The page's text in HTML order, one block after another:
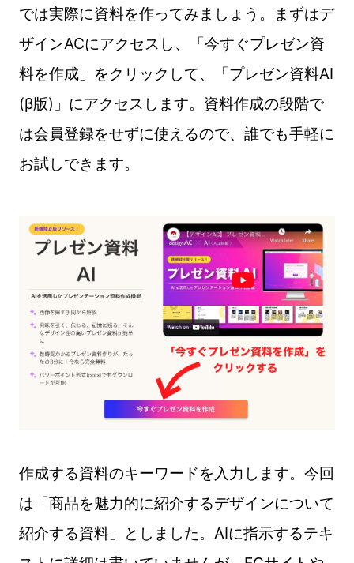
では実際に資料を作ってみましょう。まずはデ
ザインACにアクセスし、「今すぐプレゼン資
料を作成」をクリックして、「プレゼン資料AI
(β版)」にアクセスします。資料作成の段階で
は会員登録をせずに使えるので、誰でも手軽に
お試しできます。
作成する資料のキーワードを入力します。今回
は「商品を魅力的に紹介するデザインについて
紹介する資料」としました。AIに指示するテキ